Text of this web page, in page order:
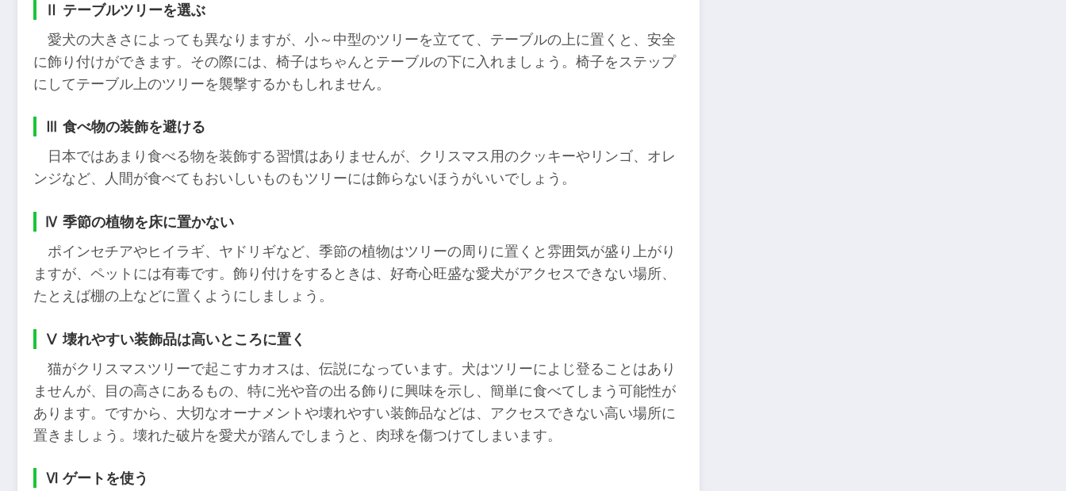
Ⅱ テーブルツリーを選ぶ
愛犬の大きさによっても異なりますが、小～中型のツリーを立てて、テーブルの上に置くと、安全
に飾り付けができます。その際には、椅子はちゃんとテーブルの下に入れましょう。椅子をステップ
にしてテーブル上のツリーを襲撃するかもしれません。
Ⅲ 食べ物の装飾を避ける
日本ではあまり食べる物を装飾する習慣はありませんが、クリスマス用のクッキーやリンゴ、オレ
ンジなど、人間が食べてもおいしいものもツリーには飾らないほうがいいでしょう。
Ⅳ 季節の植物を床に置かない
ポインセチアやヒイラギ、ヤドリギなど、季節の植物はツリーの周りに置くと雰囲気が盛り上がり
ますが、ペットには有毒です。飾り付けをするときは、好奇心旺盛な愛犬がアクセスできない場所、
たとえば棚の上などに置くようにしましょう。
Ⅴ 壊れやすい装飾品は高いところに置く
猫がクリスマスツリーで起こすカオスは、伝説になっています。犬はツリーによじ登ることはあり
ませんが、目の高さにあるもの、特に光や音の出る飾りに興味を示し、簡単に食べてしまう可能性が
あります。ですから、大切なオーナメントや壊れやすい装飾品などは、アクセスできない高い場所に
置きましょう。壊れた破片を愛犬が踏んでしまうと、肉球を傷つけてしまいます。
Ⅵ ゲートを使う